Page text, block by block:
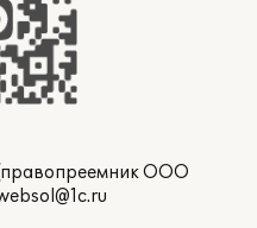
ООО